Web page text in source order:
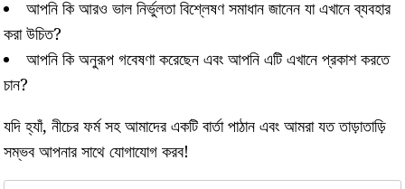
আপনি কি আরও ভাল নির্ভুলতা বিশ্লেষণ সমাধান জানেন যা এখানে ব্যবহার
করা উচিত?
আপনি কি অনুরূপ গবেষণা করেছেন এবং আপনি এটি এখানে প্রকাশ করতে
চান?
যদি হ্যাঁ, নীচের ফর্ম সহ আমাদের একটি বার্তা পাঠান এবং আমরা যত তাড়াতাড়ি
সম্ভব আপনার সাথে যোগাযোগ করব!